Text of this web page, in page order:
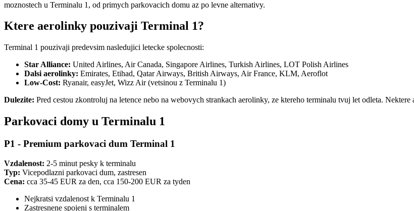
moznostech u Terminalu 1, od primych parkovacich domu az po levne alternativy.
Ktere aerolinky pouzivaji Terminal 1?
Terminal 1 pouzivaji predevsim nasledujici letecke spolecnosti:
Star Alliance: United Airlines, Air Canada, Singapore Airlines, Turkish Airlines, LOT Polish Airlines
Dalsi aerolinky: Emirates, Etihad, Qatar Airways, British Airways, Air France, KLM, Aeroflot
Low-Cost: Ryanair, easyJet, Wizz Air (vetsinou z Terminalu 1)
Dulezite: Pred cestou zkontroluj na letence nebo na webovych strankach aerolinky, ze ktereho terminalu tvuj let odleta.
Parkovaci domy u Terminalu 1
P1 - Premium parkovaci dum Terminal 1
Vzdalenost: 2-5 minut pesky k terminalu
Typ: Vicepodlazni parkovaci dum, zastresen
Cena: cca 35-45 EUR za den, cca 150-200 EUR za tyden
Nejkratsi vzdalenost k Terminalu 1
Zastresnene spojeni s terminalem